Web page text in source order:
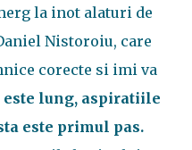
la inot alaturi de
Nistoroiu, care
corecte si imi va
lung, aspiratiile
este primul pas.